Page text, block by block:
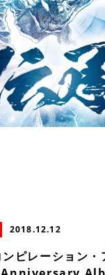
2018.12.12
ピレーション・